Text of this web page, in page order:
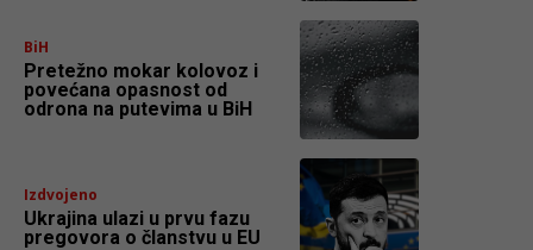
BiH
Pretežno mokar kolovoz i
povećana opasnost od
odrona na putevima u BiH
Izdvojeno
Ukrajina ulazi u prvu fazu
pregovora o članstvu u EU